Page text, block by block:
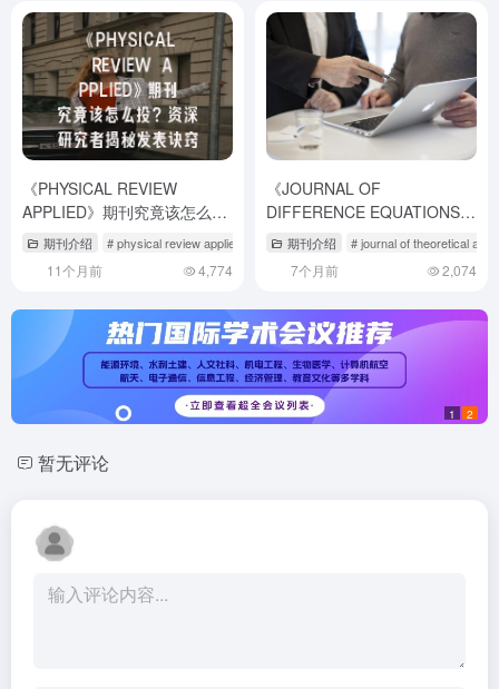
《PHYSICAL REVIEW
APPLIED》期刊究竟该怎么
投？资深研究者揭秘发表诀窍
期刊介绍 # physical review applied怎么样 # physical review a期刊是顶级吗
11个月前 4,774
《JOURNAL OF
DIFFERENCE EQUATIONS
AND APPLICATIONS》期刊介
绍与投稿策略
期刊介绍 # journal of theoretical and
7个月前 2,074
1 2
暂无评论